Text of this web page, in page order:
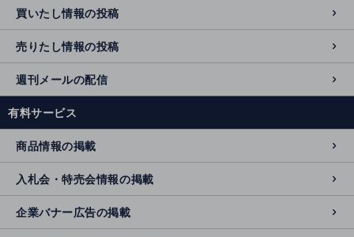
買いたし情報の投稿
売りたし情報の投稿
週刊メールの配信
有料サービス
商品情報の掲載
入札会・特売会情報の掲載
企業バナー広告の掲載